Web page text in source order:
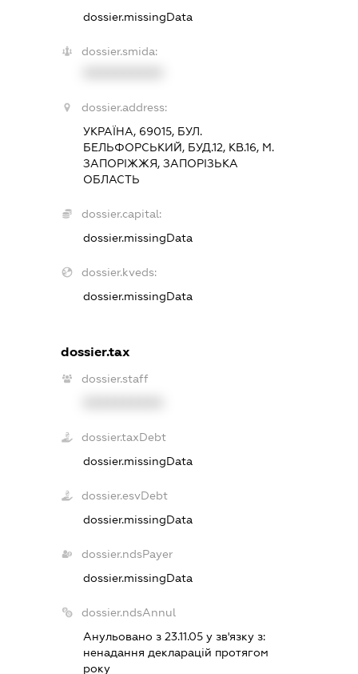
dossier.missingData
dossier.smida:
dossier.address:
УКРАЇНА, 69015, БУЛ.
БЕЛЬФОРСЬКИЙ, БУД.12, КВ.16, М.
ЗАПОРІЖЖЯ, ЗАПОРІЗЬКА
ОБЛАСТЬ
dossier.capital:
dossier.missingData
dossier.kveds:
dossier.missingData
dossier.tax
dossier.staff
dossier.taxDebt
dossier.missingData
dossier.esvDebt
dossier.missingData
dossier.ndsPayer
dossier.missingData
dossier.ndsAnnul
Анульовано з 23.11.05 у зв'язку з:
ненадання декларацiй протягом
року